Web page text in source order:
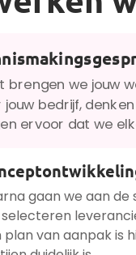
brengen we jouw
jouw bedrijf,
ervoor dat we
gaan we aan
plan van aanpak is